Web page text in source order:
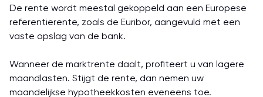
De rente wordt meestal gekoppeld aan een Europese
referentierente, zoals de Euribor, aangevuld met een
vaste opslag van de bank.
Wanneer de marktrente daalt, profiteert u van lagere
maandlasten. Stijgt de rente, dan nemen uw
maandelijkse hypotheekkosten eveneens toe.